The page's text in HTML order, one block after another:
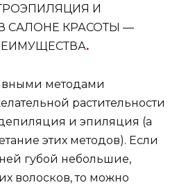
И
САЛОНЕ КРАСОТЫ —
.
методами
растительности
и эпиляция (а
этих методов). Если
губой небольшие,
волосков, то можно